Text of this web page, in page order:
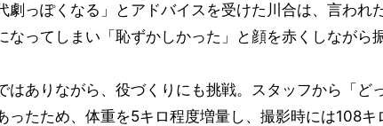
劇っぽくなる」とアドバイスを受けた川合は、言われ
なってしまい「恥ずかしかった」と顔を赤くしながら
はありながら、役づくりにも挑戦。スタッフから「ど
ったため、体重を5キロ程度増量し、撮影時には108